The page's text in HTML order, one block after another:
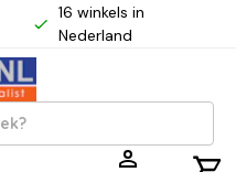
16 winkels in
Nederland